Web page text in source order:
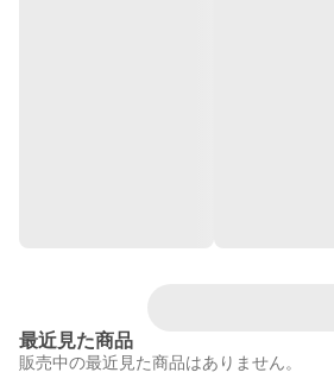
最近見た商品
販売中の最近見た商品はありません。